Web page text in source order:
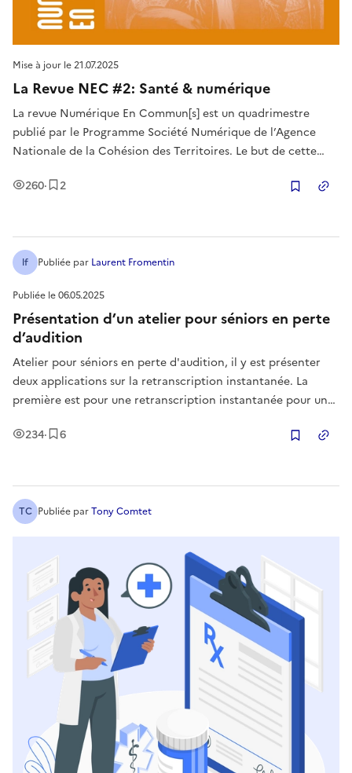
Mise à jour le21.07.2025
La Revue NEC #2: Santé & numérique
La revue Numérique En Commun[s] est un quadrimestre
publié par le Programme Société Numérique de l’Agence
Nationale de la Cohésion des Territoires. Le but de cette
pratiques des territoires français en termes de numérique
260Vues
· 2Enregistrement
Publiée le06.05.2025
Présentation d’un atelier pour séniors en perte
d’audition
Atelier pour séniors en perte d'audition, il y est présenter
deux applications sur la retranscription instantanée. La
première est pour une retranscription instantanée pour un
retranscription instantanée pour une conversation
234Vues
· 6Enregistrement
lf Publiée par Laurent Fromentin
TC Publiée parTony Comtet